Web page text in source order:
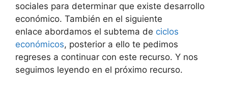
sociales para determinar que existe desarrollo
económico. También en el siguiente
enlace abordamos el subtema de ciclos
económicos, posterior a ello te pedimos
regreses a continuar con este recurso. Y nos
seguimos leyendo en el próximo recurso.